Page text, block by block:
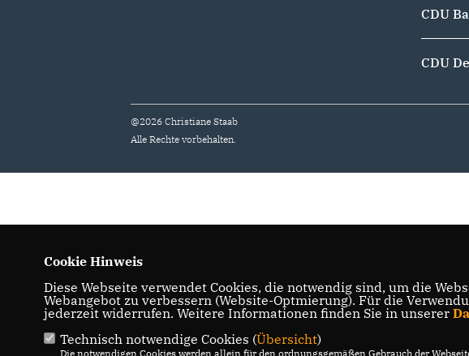
CDU
CDU
@2026 Christiane Staab
Alle Rechte vorbehalten.
Cookie Hinweis
Diese Webseite verwendet Cookies, die notwendig sind, um die
Webangebot zu verbessern (Website-Optmierung). Für die
jederzeit widerrufen. Weitere Informationen finden Sie in unserer
Technisch notwendige Cookies (Übersicht)
Die notwendigen Cookies werden allein für den ordnungsgemäßen Gebrauch der